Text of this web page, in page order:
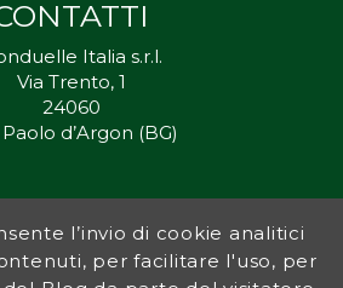
Italia s.r.l.
Via Trento, 1
24060
d’Argon (BG)
punto di riferimento per gli ortisti italiani, e
sia ai più esperti che a nuovi interessati.
l’invio di cookie analitici
per facilitare l'uso, per